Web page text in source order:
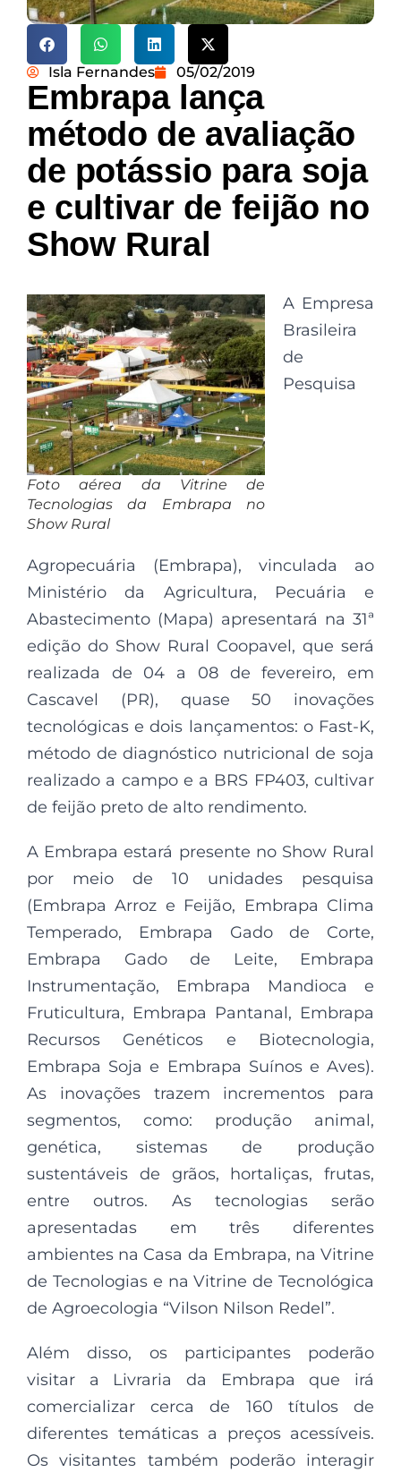
Isla Fernandes 05/02/2019
Embrapa lança
método de avaliação
de potássio para soja
e cultivar de feijão no
Show Rural
Foto aérea da Vitrine de
Tecnologias da Embrapa no
Show Rural
A Empresa
Brasileira
de
Pesquisa
Agropecuária (Embrapa), vinculada ao
Ministério da Agricultura, Pecuária e
Abastecimento (Mapa) apresentará na 31ª
edição do Show Rural Coopavel, que será
realizada de 04 a 08 de fevereiro, em
Cascavel (PR), quase 50 inovações
tecnológicas e dois lançamentos: o Fast-K,
método de diagnóstico nutricional de soja
realizado a campo e a BRS FP403, cultivar
de feijão preto de alto rendimento.
A Embrapa estará presente no Show Rural
por meio de 10 unidades pesquisa
(Embrapa Arroz e Feijão, Embrapa Clima
Temperado, Embrapa Gado de Corte,
Embrapa Gado de Leite, Embrapa
Instrumentação, Embrapa Mandioca e
Fruticultura, Embrapa Pantanal, Embrapa
Recursos Genéticos e Biotecnologia,
Embrapa Soja e Embrapa Suínos e Aves).
As inovações trazem incrementos para
segmentos, como: produção animal,
genética, sistemas de produção
sustentáveis de grãos, hortaliças, frutas,
entre outros. As tecnologias serão
apresentadas em três diferentes
ambientes na Casa da Embrapa, na Vitrine
de Tecnologias e na Vitrine de Tecnológica
de Agroecologia “Vilson Nilson Redel”.
Além disso, os participantes poderão
visitar a Livraria da Embrapa que irá
comercializar cerca de 160 títulos de
diferentes temáticas a preços acessíveis.
Os visitantes também poderão interagir